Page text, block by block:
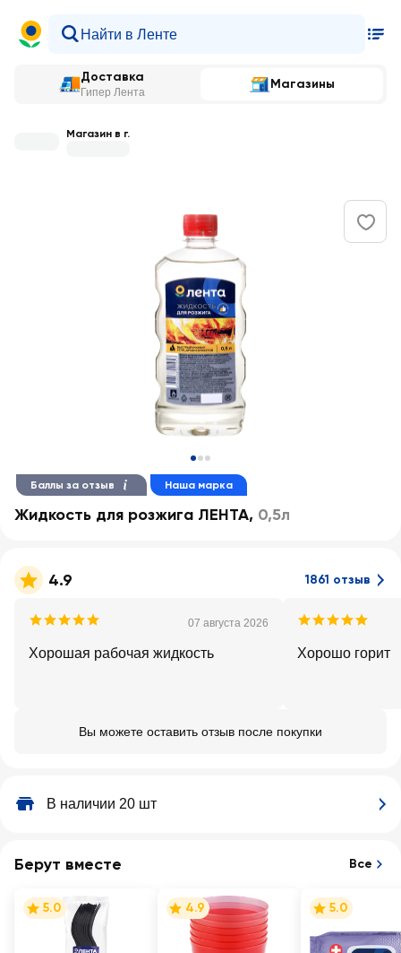
Доставка
Гипер Лента
Магазины
Магазин в г.
Баллы за отзыв Наша марка
Жидкость для розжига ЛЕНТА, 0,5л
4.9 1861 отзыв
07 августа 2026
Хорошая рабочая жидкость Хорошо горит
Вы можете оставить отзыв после покупки
В наличии 20 шт
Берут вместе Все
5.0 4.9 5.0